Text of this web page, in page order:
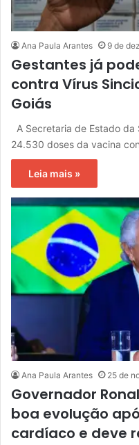
Ana Paula Arantes 9 de
Gestantes já
contra Vírus
Goiás
A Secretaria de Estado da
24.530 doses da vacina
Leia mais »
Ana Paula Arantes 25 de
Governador
boa evolução
cardíaco e deve